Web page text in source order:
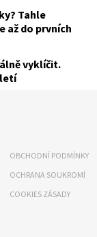
Tahle
až do prvních
vyklíčit.
OBCHODNÍ PODMÍNKY
OCHRANA SOUKROMÍ
COOKIES ZÁSADY